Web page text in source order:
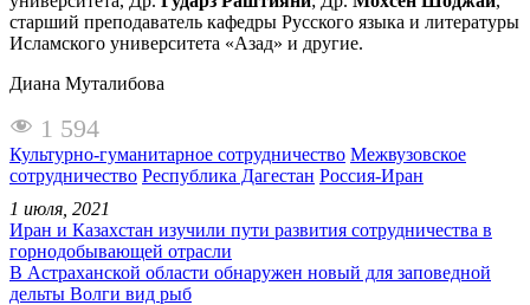
старший преподаватель кафедры Русского языка и литературы
Исламского университета «Азад» и другие.
Диана Муталибова
1 594
Культурно-гуманитарное сотрудничество Межвузовское
сотрудничество Республика Дагестан Россия-Иран
1 июля, 2021
Иран и Казахстан изучили пути развития сотрудничества в
горнодобывающей отрасли
В Астраханской области обнаружен новый для заповедной
дельты Волги вид рыб